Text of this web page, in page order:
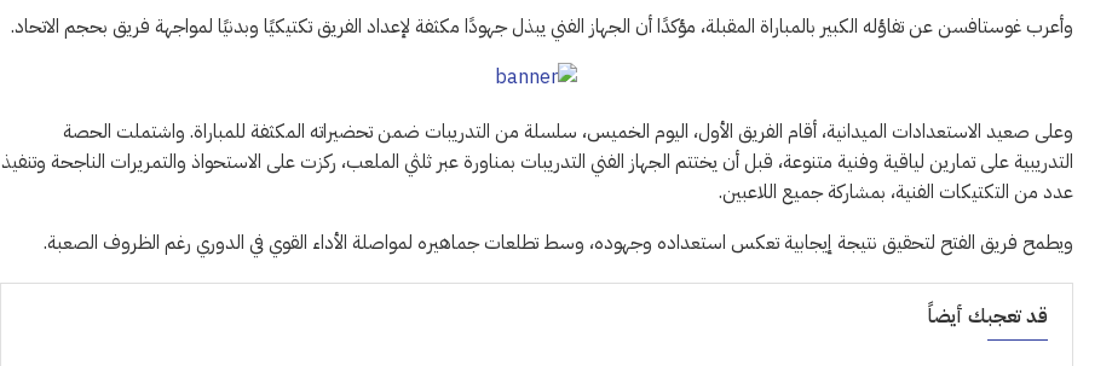
وأعرب غوستافسن عن تفاؤله الكبير بالمباراة المقبلة، مؤكدًا أن الجهاز الفني يبذل جهودًا مكثفة لإعداد الفريق تكتيكيًا وبدنيًا لمواجهة فريق بحجم الاتحاد.
وعلى صعيد الاستعدادات الميدانية، أقام الفريق الأول، اليوم الخميس، سلسلة من التدريبات ضمن تحضيراته المكثفة للمباراة. واشتملت الحصة
التدريبية على تمارين لياقية وفنية متنوعة، قبل أن يختتم الجهاز الفني التدريبات بمناورة عبر ثلثي الملعب، ركزت على الاستحواذ والتمريرات الناجحة وتنفيذ
عدد من التكتيكات الفنية، بمشاركة جميع اللاعبين.
ويطمح فريق الفتح لتحقيق نتيجة إيجابية تعكس استعداده وجهوده، وسط تطلعات جماهيره لمواصلة الأداء القوي في الدوري رغم الظروف الصعبة.
قد تعجبك أيضاً